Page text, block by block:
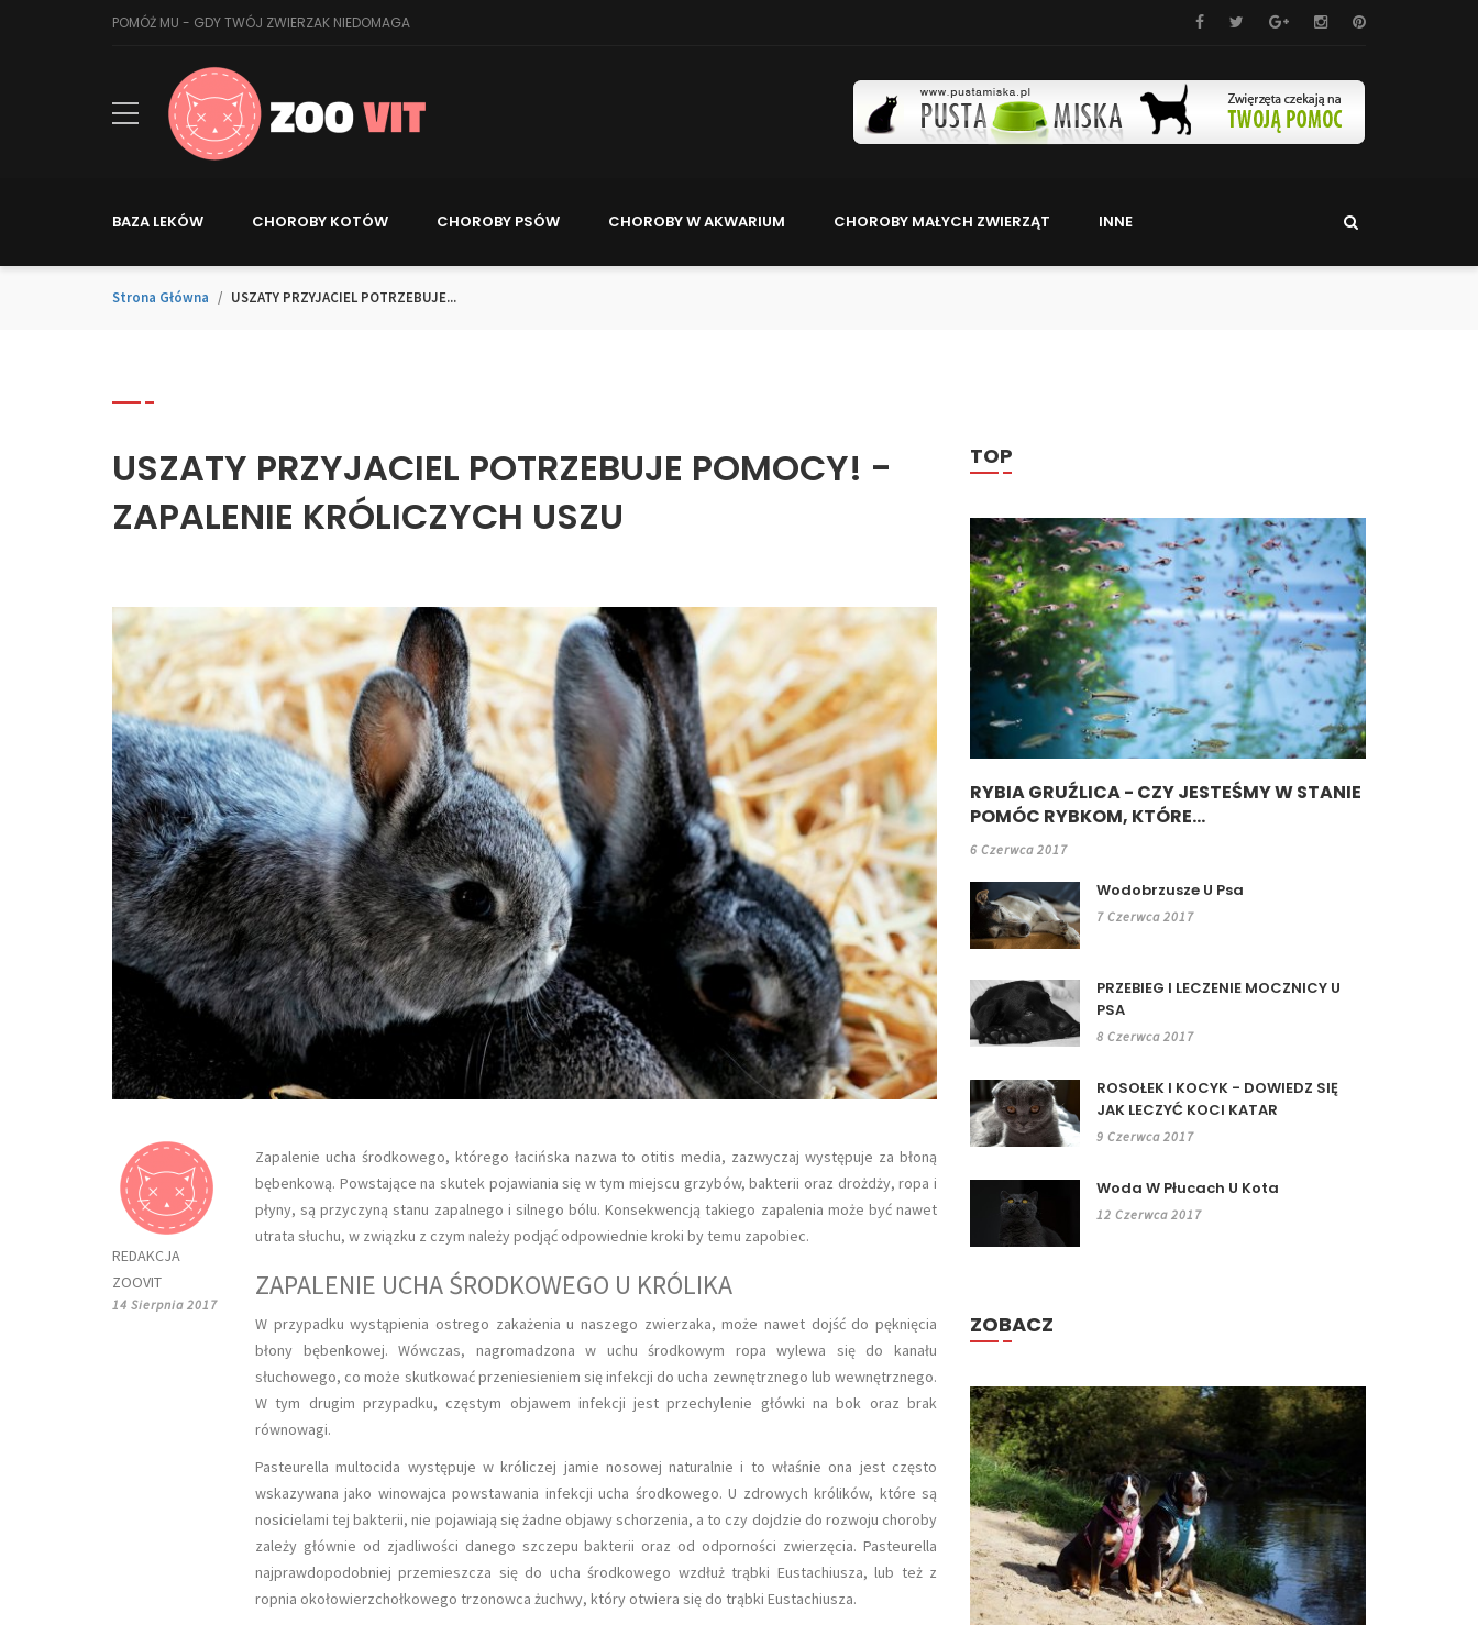
POMÓŻ MU - GDY TWÓJ ZWIERZAK NIEDOMAGA
BAZA LEKÓW CHOROBY KOTÓW CHOROBY PSÓW CHOROBY W AKWARIUM CHOROBY MAŁYCH ZWIERZĄT INNE
Strona Główna USZATY PRZYJACIEL POTRZEBUJE...
USZATY PRZYJACIEL POTRZEBUJE POMOCY! -
ZAPALENIE KRÓLICZYCH USZU
REDAKCJA
ZOOVIT
14 Sierpnia 2017
Zapalenie ucha środkowego, którego łacińska nazwa to otitis media, zazwyczaj występuje za błoną
bębenkową. Powstające na skutek pojawiania się w tym miejscu grzybów, bakterii oraz drożdży, ropa i
płyny, są przyczyną stanu zapalnego i silnego bólu. Konsekwencją takiego zapalenia może być nawet
utrata słuchu, w związku z czym należy podjąć odpowiednie kroki by temu zapobiec.
ZAPALENIE UCHA ŚRODKOWEGO U KRÓLIKA
W przypadku wystąpienia ostrego zakażenia u naszego zwierzaka, może nawet dojść do pęknięcia
błony bębenkowej. Wówczas, nagromadzona w uchu środkowym ropa wylewa się do kanału
słuchowego, co może skutkować przeniesieniem się infekcji do ucha zewnętrznego lub wewnętrznego.
W tym drugim przypadku, częstym objawem infekcji jest przechylenie główki na bok oraz brak
równowagi.
Pasteurella multocida występuje w króliczej jamie nosowej naturalnie i to właśnie ona jest często
wskazywana jako winowajca powstawania infekcji ucha środkowego. U zdrowych królików, które są
nosicielami tej bakterii, nie pojawiają się żadne objawy schorzenia, a to czy dojdzie do rozwoju choroby
zależy głównie od zjadliwości danego szczepu bakterii oraz od odporności zwierzęcia. Pasteurella
najprawdopodobniej przemieszcza się do ucha środkowego wzdłuż trąbki Eustachiusza, lub też z
ropnia okołowierzchołkowego trzonowca żuchwy, który otwiera się do trąbki Eustachiusza.
TOP
RYBIA GRUŹLICA - CZY JESTEŚMY W STANIE
POMÓC RYBKOM, KTÓRE...
6 Czerwca 2017
Wodobrzusze U Psa
7 Czerwca 2017
PRZEBIEG I LECZENIE MOCZNICY U
PSA
8 Czerwca 2017
ROSOŁEK I KOCYK - DOWIEDZ SIĘ
JAK LECZYĆ KOCI KATAR
9 Czerwca 2017
Woda W Płucach U Kota
12 Czerwca 2017
ZOBACZ